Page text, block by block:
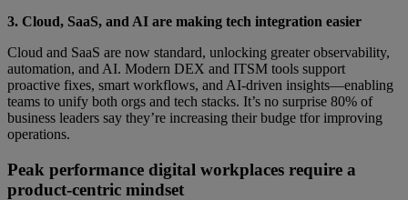
3. Cloud, SaaS, and AI are making tech integration easier
Cloud and SaaS are now standard, unlocking greater observability,
automation, and AI. Modern DEX and ITSM tools support
proactive fixes, smart workflows, and AI-driven insights—enabling
teams to unify both orgs and tech stacks. It’s no surprise 80% of
business leaders say they’re increasing their budge tfor improving
operations.
Peak performance digital workplaces require a
product-centric mindset